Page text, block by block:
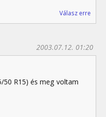
Válasz erre
2003.07.12. 01:20
50 R15) és meg voltam